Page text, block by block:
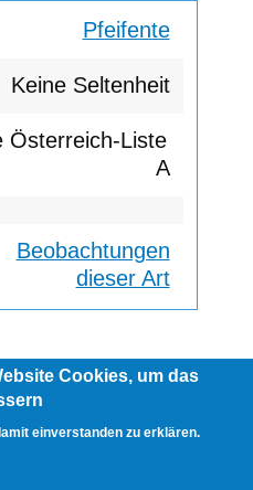
Pfeifente
Keine Seltenheit
A
Beobachtungen
dieser Art
Anmelden
Cookies, um das
einverstanden zu erklären.